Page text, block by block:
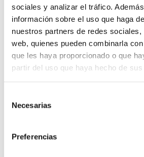
sociales y analizar el tráfico.
información sobre el uso que haga
nuestros partners de redes
web, quienes pueden combinarla
que les haya proporcionado o que
partir del uso que haya hecho de
Necesarias
Preferencias
Nuestro compromiso es que, si
nosotros, sientas que tienes un
toma tu proyecto tan en serio
Preguntas
arquitectos e
sobre Xíkara
¿Trabajáis solo con
arquitectura?